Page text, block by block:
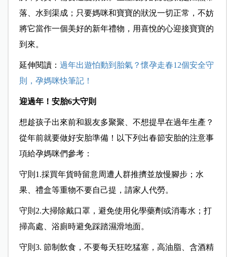
落、水到渠成；只要媽咪和寶寶的狀況一切正常，不妨
將它當作一個美好的新年禮物，用喜悅的心迎接寶寶的
到來。
延伸閱讀： 過年出遊怕動到胎氣？懷孕走春12個安全守
則，孕媽咪快筆記！
迎過年！安胎6大守則
想趁孩子出來前和親友多聚聚、不想提早在過年生產？
從年前就要做好安胎準備！以下列出春節安胎的注意事
項給孕媽咪們參考：
守則1.採買年貨時留意周遭人群推擠並放慢腳步；水
果、禮盒等重物不要自己提，請家人代勞。
守則2.大掃除戴口罩，避免使用化學藥劑或消毒水；打
掃高處、浴廁時避免踩踏濕滑地面。
守則3. 節制飲食，不要每天狂吃猛塞，高油脂、含酒精